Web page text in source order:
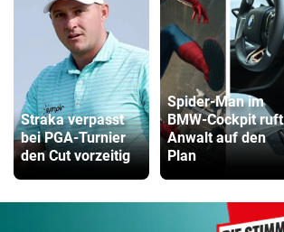
Straka verpasst
bei PGA-Turnier
den Cut vorzeitig
Spider-Man im
BMW-Cockpit ruft
Anwalt auf den
Plan